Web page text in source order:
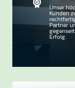
Unser
Kunden
Partner
Erfolg.